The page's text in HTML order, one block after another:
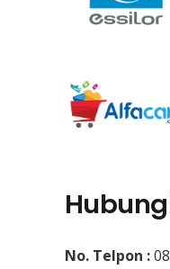
No. Telpon :